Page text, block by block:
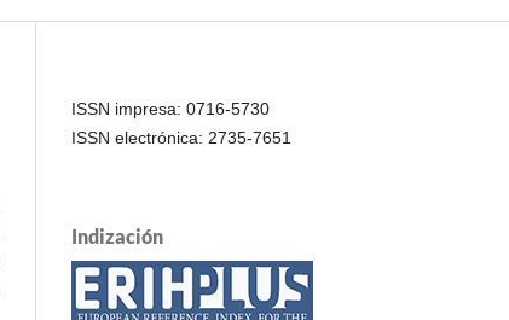
ISSN impresa: 0716-5730
ISSN electrónica: 2735-7651
Indización